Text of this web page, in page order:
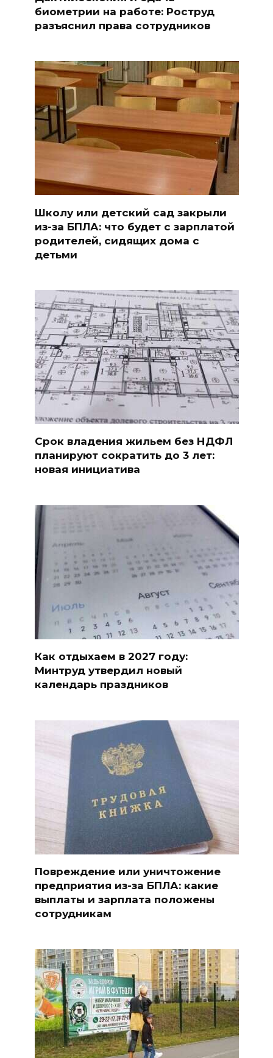
биометрии на работе: Роструд
разъяснил права сотрудников
Школу или детский сад закрыли
из-за БПЛА: что будет с зарплатой
родителей, сидящих дома с
детьми
Срок владения жильем без НДФЛ
планируют сократить до 3 лет:
новая инициатива
Как отдыхаем в 2027 году:
Минтруд утвердил новый
календарь праздников
Повреждение или уничтожение
предприятия из-за БПЛА: какие
выплаты и зарплата положены
сотрудникам